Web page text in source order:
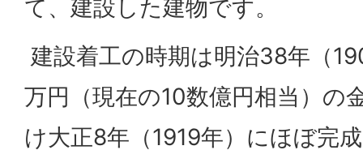
て、建設した建物です。
建設着工の時期は明治38年（
万円（現在の10数億円相当）の
け大正8年（1919年）にほぼ完